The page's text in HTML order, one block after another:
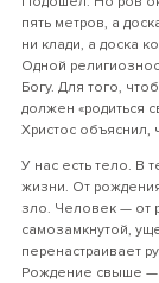
пять метров, а
ни клади, а доска
Одной
Богу. Для того,
должен «родиться
Христос объяснил,
У нас есть тело. В
жизни. От
зло. Человек — от
самозамкнутой,
перенастраивает
Рождение свыше —